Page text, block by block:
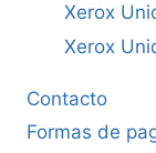
Xerox
Xerox
Contacto
Formas de